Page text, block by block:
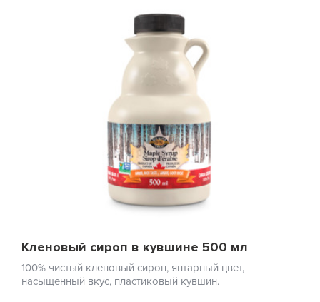
Кленовый сироп в кувшине 500 мл
100% чистый кленовый сироп, янтарный цвет,
насыщенный вкус, пластиковый кувшин.